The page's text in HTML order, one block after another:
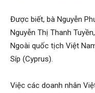
Được biết, bà Nguyễn
Nguyễn Thị Thanh
Ngoài quốc tịch Việt
Síp (Cyprus).
Việc các doanh nhân